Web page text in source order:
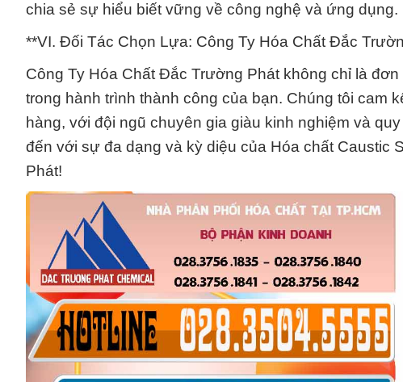
chia sẻ sự hiểu biết vững về công nghệ và ứng dụng.
**VI. Đối Tác Chọn Lựa: Công Ty Hóa Chất Đắc
Công Ty Hóa Chất Đắc Trường Phát không chỉ là
trong hành trình thành công của bạn. Chúng tôi cam
hàng, với đội ngũ chuyên gia giàu kinh nghiệm và
đến với sự đa dạng và kỳ diệu của Hóa chất Caustic
Phát!